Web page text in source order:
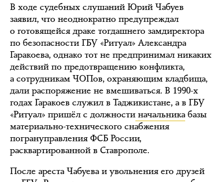
В ходе судебных слушаний Юрий Чабуев
заявил, что неоднократно предупреждал
о готовящейся драке тогдашнего замдиректора
по безопасности ГБУ «Ритуал» Александра
Гаракоева, однако тот не предпринимал никаких
действий по предотвращению конфликта,
а сотрудникам ЧОПов, охраняющим кладбища,
дали распоряжение не вмешиваться. В 1990-х
годах Гаракоев служил в Таджикистане, а в ГБУ
«Ритуал» пришёл с должности начальника базы
материально-технического снабжения
погрануправления ФСБ России,
расквартированной в Ставрополе.
После ареста Чабуева и увольнения его друзей